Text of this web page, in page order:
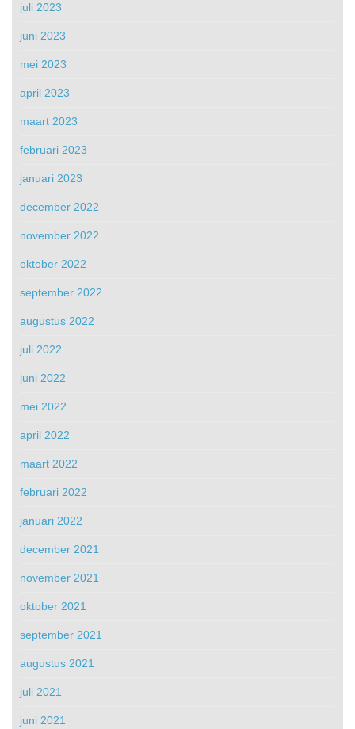
juli 2023
juni 2023
mei 2023
april 2023
maart 2023
februari 2023
januari 2023
december 2022
november 2022
oktober 2022
september 2022
augustus 2022
juli 2022
juni 2022
mei 2022
april 2022
maart 2022
februari 2022
januari 2022
december 2021
november 2021
oktober 2021
september 2021
augustus 2021
juli 2021
juni 2021